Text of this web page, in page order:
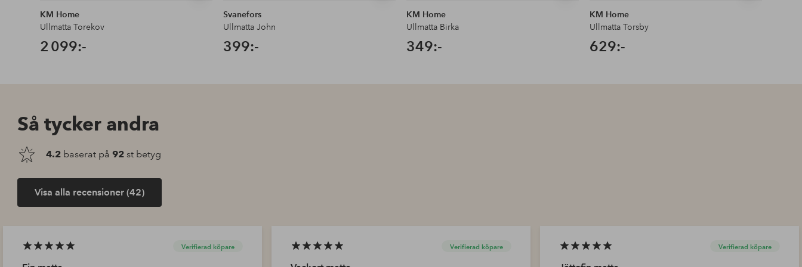
KM Home
Ullmatta Torekov
2 099:-
Svanefors
Ullmatta John
399:-
KM Home
Ullmatta Birka
349:-
KM Home
Ullmatta Torsby
629:-
Så tycker andra
4.2 baserat på92 st betyg
Visa alla recensioner (42)
Verifierad köpare Verifierad köpare Verifierad köpare